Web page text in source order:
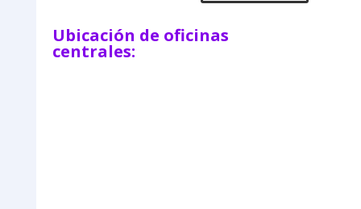
Ubicación de oficinas
centrales: